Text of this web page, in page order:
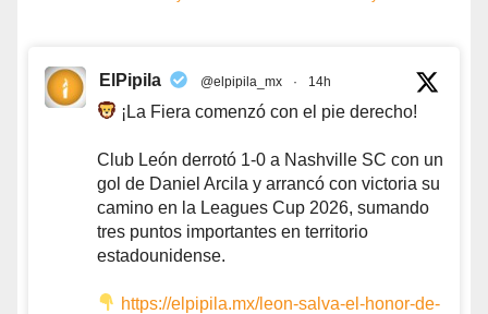
ElPipila @elpipila_mx · 14h
¡La Fiera comenzó con el pie derecho!
Club León derrotó 1-0 a Nashville SC con un
gol de Daniel Arcila y arrancó con victoria su
camino en la Leagues Cup 2026, sumando
tres puntos importantes en territorio
estadounidense.
https://elpipila.mx/leon-salva-el-honor-de-